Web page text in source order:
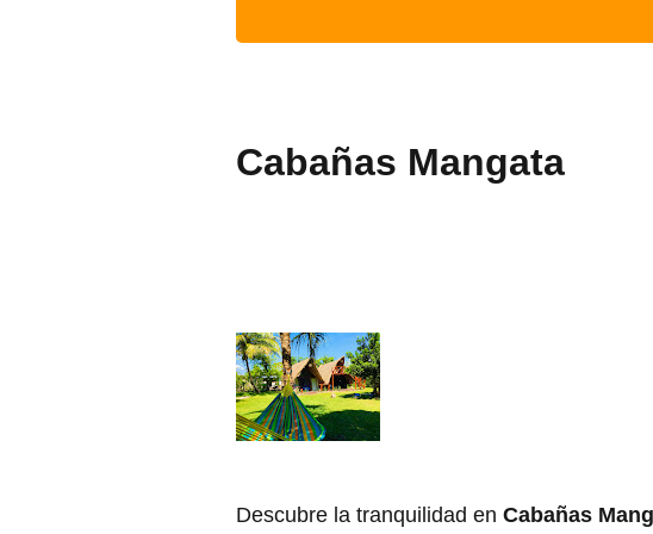
Cabañas Mangata
Descubre la tranquilidad en Cabañas